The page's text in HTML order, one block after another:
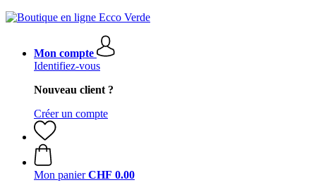
Mon compte
Identifiez-vous
Nouveau client ?
Créer un compte
Mon panier CHF 0.00